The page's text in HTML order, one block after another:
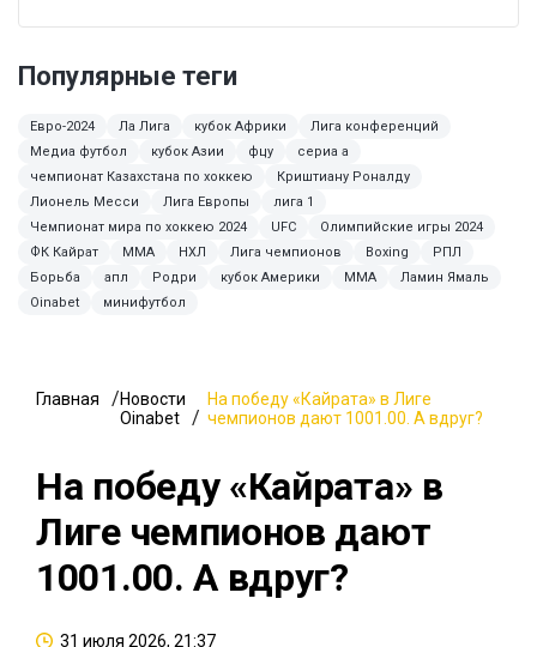
Популярные теги
Евро-2024 Ла Лига кубок Африки
Лига конференций
Медиа футбол
кубок Азии фцу
сериа а
чемпионат Казахстана по хоккею
Криштиану Роналду
Лионель Месси
Лига Европы
лига 1
Чемпионат мира по хоккею 2024
UFC
Олимпийские игры 2024
ФК Кайрат
ММА НХЛ Лига чемпионов Boxing
РПЛ
Борьба
апл Родри кубок Америки MMA
Ламин Ямаль
Oinabet
минифутбол
Главная
Новости
Oinabet
На победу «Кайрата» в Лиге
чемпионов дают 1001.00. А вдруг?
На победу «Кайрата» в
Лиге чемпионов дают
1001.00. А вдруг?
31 июля 2026, 21:37